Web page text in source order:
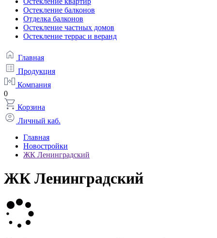
Остекление балконов
Отделка балконов
Остекление частных домов
Остекление террас и веранд
Главная
Продукция
Компания
0
Корзина
Личный каб.
Главная
Новостройки
ЖК Ленинградский
ЖК Ленинградский